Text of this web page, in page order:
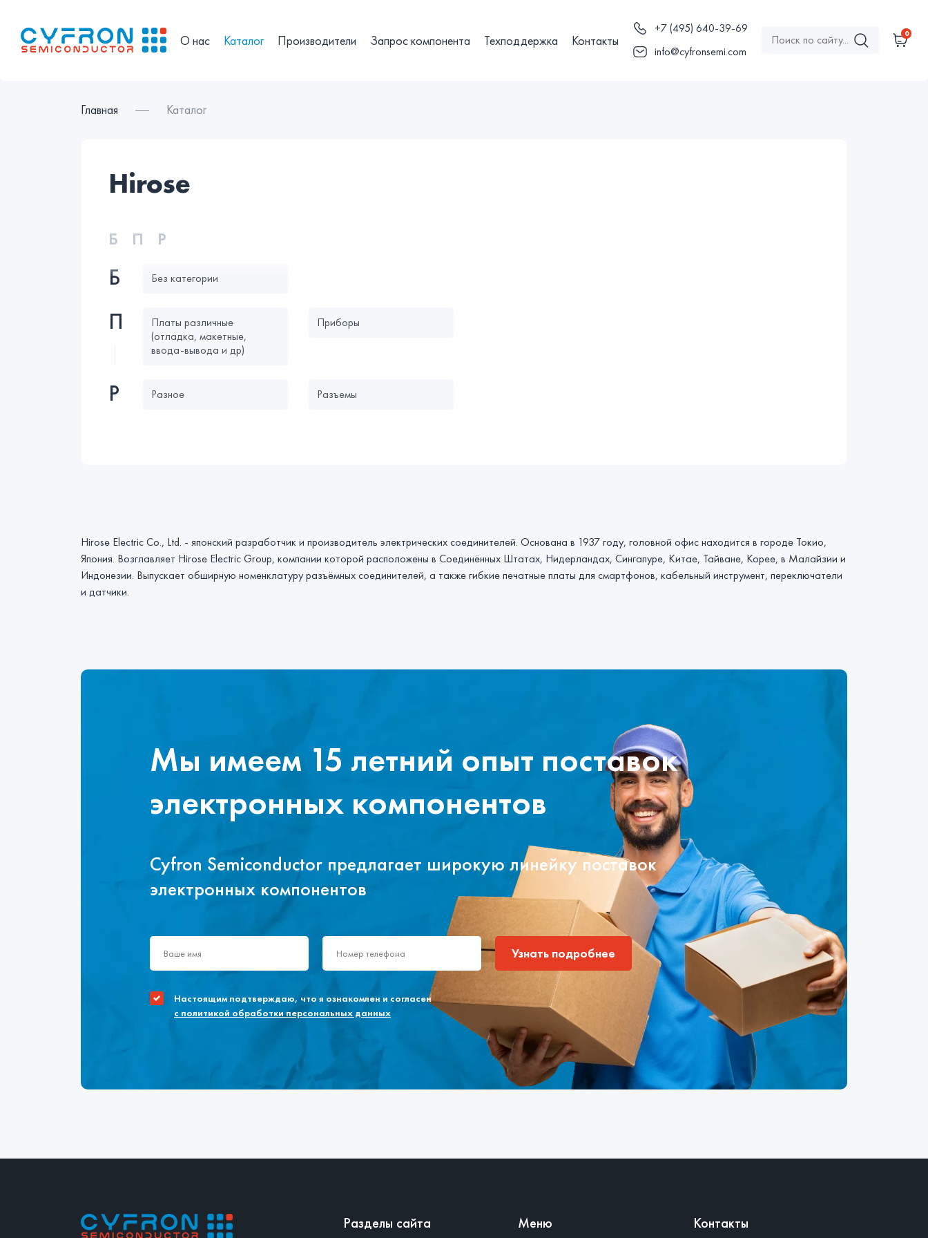
О нас Каталог Производители Запрос компонента Техподдержка Контакты
+7 (495) 640-39-69
info@cyfronsemi.com
0
Главная Каталог
hirose
Б П Р
Б Без категории
П
Платы различные
(отладка, макетные,
ввода-вывода и др)
Приборы
Р Разное Разъемы
Hirose Electric Co., Ltd. - японский разработчик и производитель электрических соединителей. Основана в 1937 году, головной офис находится в городе Токио,
Япония. Возглавляет Hirose Electric Group, компании которой расположены в Соединённых Штатах, Нидерландах, Сингапуре, Китае, Тайване, Корее, в Малайзии и
Индонезии. Выпускает обширную номенклатуру разъёмных соединителей, а также гибкие печатные платы для смартфонов, кабельный инструмент, переключатели
и датчики.
Мы имеем 15 летний опыт поставок
электронных компонентов
Cyfron Semiconductor предлагает широкую линейку поставок
электронных компонентов
Узнать подробнее
Настоящим подтверждаю, что я ознакомлен и согласен
с политикой обработки персональных данных
Разделы сайта Меню Контакты